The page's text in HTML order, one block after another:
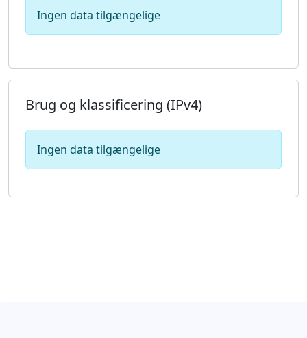
Ingen data tilgængelige
Brug og klassificering (IPv4)
Ingen data tilgængelige